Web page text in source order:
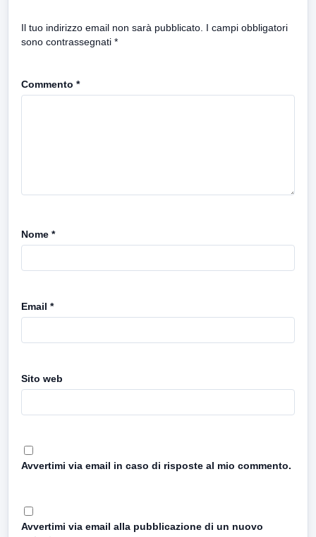
Il tuo indirizzo email non sarà pubblicato. I campi obbligatori
sono contrassegnati *
Commento *
Nome *
Email *
Sito web
Avvertimi via email in caso di risposte al mio commento.
Avvertimi via email alla pubblicazione di un nuovo